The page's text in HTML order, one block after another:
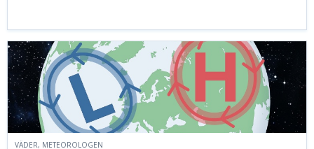
VÄDER, METEOROLOGEN